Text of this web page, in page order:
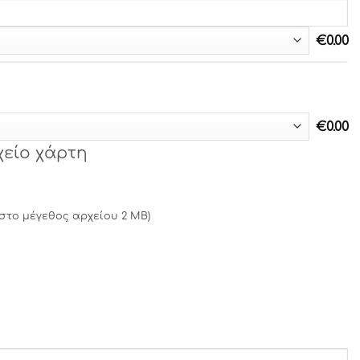
€0.00
€0.00
χάρτη
μέγεθος αρχείου 2 MB)